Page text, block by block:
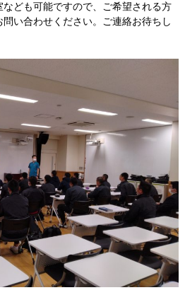
ども可能ですので、ご希望される方
い合わせください。ご連絡お待ちし